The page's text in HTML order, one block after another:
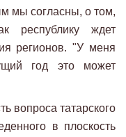
мы согласны, о том,
республику ждет
регионов. "У меня
год это может
вопроса татарского
в плоскость